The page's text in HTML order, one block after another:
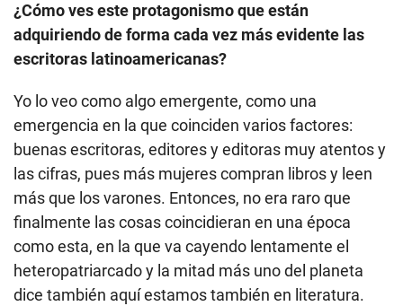
¿Cómo ves este protagonismo que están
adquiriendo de forma cada vez más evidente las
escritoras latinoamericanas?
Yo lo veo como algo emergente, como una
emergencia en la que coinciden varios factores:
buenas escritoras, editores y editoras muy atentos y
las cifras, pues más mujeres compran libros y leen
más que los varones. Entonces, no era raro que
finalmente las cosas coincidieran en una época
como esta, en la que va cayendo lentamente el
heteropatriarcado y la mitad más uno del planeta
dice también aquí estamos también en literatura.